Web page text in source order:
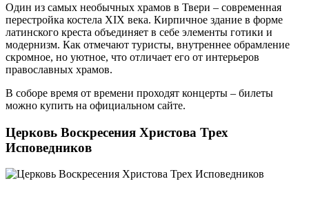
Один из самых необычных храмов в Твери – современная
перестройка костела XIX века. Кирпичное здание в форме
латинского креста объединяет в себе элементы готики и
модернизм. Как отмечают туристы, внутреннее обрамление
скромное, но уютное, что отличает его от интерьеров
православных храмов.
В соборе время от времени проходят концерты – билеты
можно купить на официальном сайте.
Церковь Воскресения Христова Трех
Исповедников